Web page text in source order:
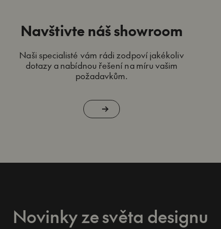
Navštivte náš showroom
Naši specialisté vám rádi zodpoví jakékoliv
dotazy a nabídnou řešení na míru vašim
požadavkům.
Novinky ze světa designu